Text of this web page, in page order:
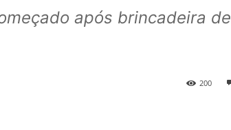
após brincadeira de
200